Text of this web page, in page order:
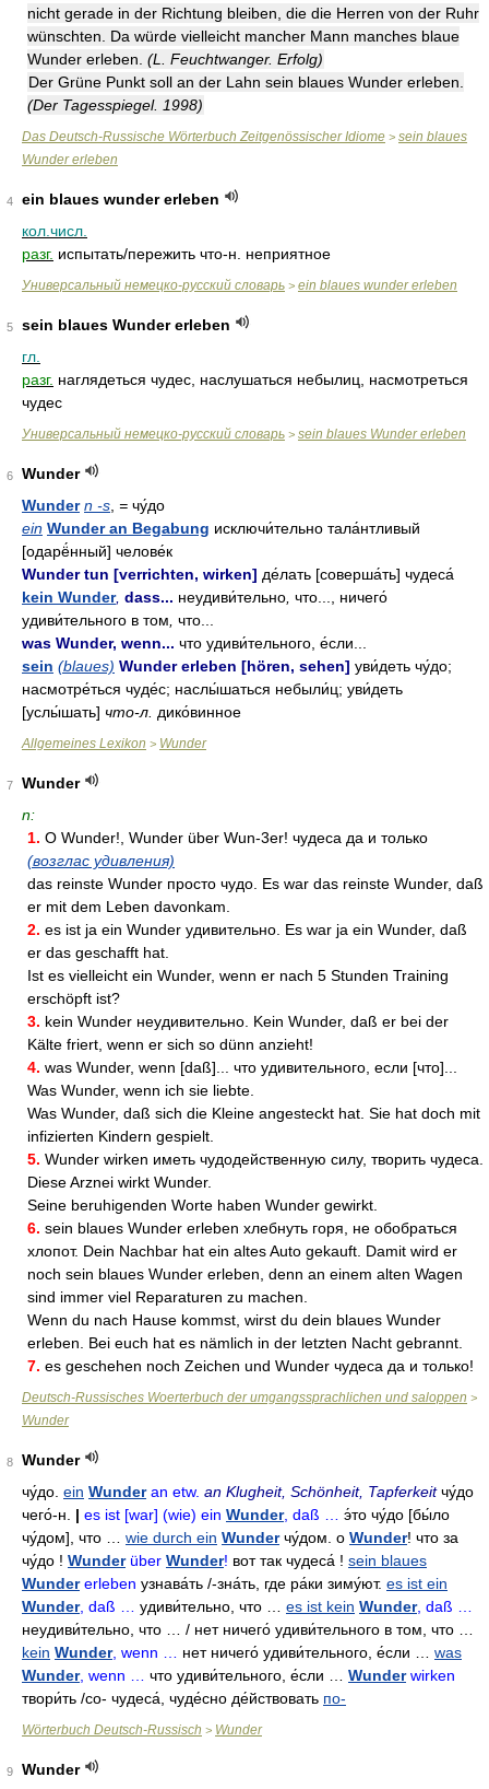
nicht gerade in der Richtung bleiben, die die Herren von der Ruhr
wünschten. Da würde vielleicht mancher Mann manches blaue
Wunder erleben. (L. Feuchtwanger. Erfolg)
Der Grüne Punkt soll an der Lahn sein blaues Wunder erleben.
(Der Tagesspiegel. 1998)
Das Deutsch-Russische Wörterbuch Zeitgenössischer Idiome > sein blaues
Wunder erleben
4
ein blaues wunder erleben
кол.числ.
разг. испытать/пережить что-н. неприятное
Универсальный немецко-русский словарь > ein blaues wunder erleben
5
sein blaues Wunder erleben
гл.
разг. наглядеться чудес, наслушаться небылиц, насмотреться
чудес
Универсальный немецко-русский словарь > sein blaues Wunder erleben
6
Wunder
Wunder n -s = чу́до
ein Wunder an Begabung исключи́тельно тала́нтливый
[одарё́нный] челове́к
Wunder tun [verrichten, wirken] де́лать [соверша́ть] чудеса́
kein Wunder, dass... неудиви́тельно что..., ничего́
удиви́тельного в том что...
was Wunder, wenn... что удиви́тельного, е́сли...
sein (blaues) Wunder erleben [hören, sehen] уви́деть чу́до;
насмотре́ться чуде́с; наслы́шаться небыли́ц; уви́деть
[услы́шать] что-л. дико́винное
Allgemeines Lexikon > Wunder
7
Wunder
n:
1. О Wunder!, Wunder über Wun-3er! чудеса да и только
(возглас удивления)
das reinste Wunder просто чудо. Es war das reinste Wunder, daß
er mit dem Leben davonkam.
2. es ist ja ein Wunder удивительно. Es war ja ein Wunder, daß
er das geschafft hat.
Ist es vielleicht ein Wunder, wenn er nach 5 Stunden Training
erschöpft ist?
3. kein Wunder неудивительно. Kein Wunder, daß er bei der
Kälte friert, wenn er sich so dünn anzieht!
4. was Wunder, wenn [daß]... что удивительного, если [что]...
Was Wunder, wenn ich sie liebte.
Was Wunder, daß sich die Kleine angesteckt hat. Sie hat doch mit
infizierten Kindern gespielt.
5. Wunder wirken иметь чудодейственную силу, творить чудеса.
Diese Arznei wirkt Wunder.
Seine beruhigenden Worte haben Wunder gewirkt.
6. sein blaues Wunder erleben хлебнуть горя, не обобраться
хлопот. Dein Nachbar hat ein altes Auto gekauft. Damit wird er
noch sein blaues Wunder erleben, denn an einem alten Wagen
sind immer viel Reparaturen zu machen.
Wenn du nach Hause kommst, wirst du dein blaues Wunder
erleben. Bei euch hat es nämlich in der letzten Nacht gebrannt.
7. es geschehen noch Zeichen und Wunder чудеса да и только!
Deutsch-Russisches Woerterbuch der umgangssprachlichen und saloppen >
Wunder
8
Wunder
чу́до ein Wunderan etw. an Klugheit, Schönheit, Tapferkeit чу́до
чего́-н
| es ist [war] (wie) ein Wunder, daß … э́то чу́до [бы́ло
чу́дом], что … wie durch ein Wunder чу́дом о Wunder! что за
чу́до ! Wunderüber Wunder! вот так чудеса́ ! sein blaues
Wundererleben узнава́ть /-зна́ть где ра́ки зиму́ют. es ist ein
Wunder, daß … удиви́тельно что … es ist kein Wunder, daß …
неудиви́тельно что … / нет ничего́ удиви́тельного в том что …
kein Wunder, wenn … нет ничего́ удиви́тельного е́сли …
was
Wunder, wenn … что удиви́тельного е́сли … Wunderwirken
твори́ть /co- чудеса́ чуде́сно де́йствовать по-
Wörterbuch Deutsch-Russisch > Wunder
9 Wunder